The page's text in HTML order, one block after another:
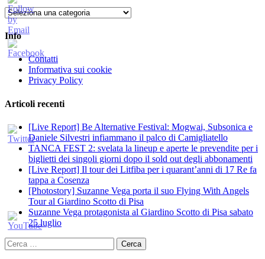
Categorie
Info
Contatti
Informativa sui cookie
Privacy Policy
Articoli recenti
[Live Report] Be Alternative Festival: Mogwai, Subsonica e
Daniele Silvestri infiammano il palco di Camigliatello
TANCA FEST 2: svelata la lineup e aperte le prevendite per i
biglietti dei singoli giorni dopo il sold out degli abbonamenti
[Live Report] Il tour dei Litfiba per i quarant’anni di 17 Re fa
tappa a Cosenza
[Photostory] Suzanne Vega porta il suo Flying With Angels
Tour al Giardino Scotto di Pisa
Suzanne Vega protagonista al Giardino Scotto di Pisa sabato
25 luglio
Ricerca
per: